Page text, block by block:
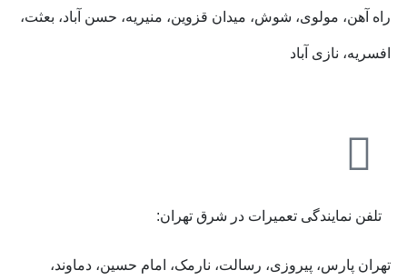
راه آهن، مولوی، شوش، میدان قزوین، منیریه، حسن آباد، بعثت،
افسریه، نازی آباد
تلفن نمایندگی تعمیرات در شرق تهران:
تهران پارس، پیروزی، رسالت، نارمک، امام حسین، دماوند،